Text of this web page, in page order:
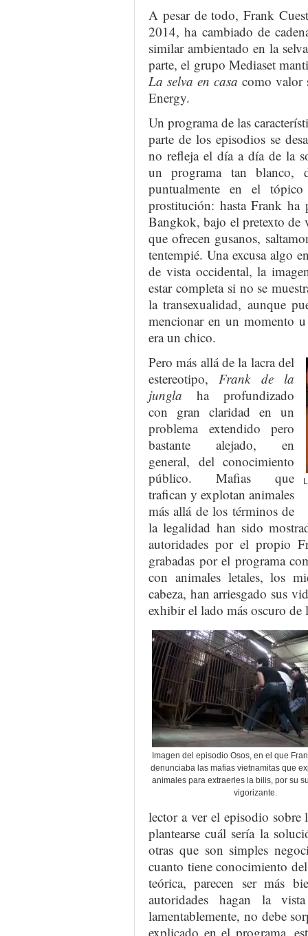
A pesar de todo, Frank
2014, ha cambiado de
similar ambientado en la
parte, el grupo Mediaset
La selva en casa como valor
Energy.
Un programa de las
parte de los episodios se
no refleja el día a día de la
un programa tan blanco,
puntualmente en el
prostitución: hasta Frank
Bangkok, bajo el pretexto de
que ofrecen gusanos,
tentempié. Una excusa algo
de vista occidental, la
estar completa si no se
la transexualidad, aunque
mencionar en un momento
era un chico.
Pero más allá de la lacra del
estereotipo,Frank de la
jungla ha profundizado
con gran claridad en un
problema extendido pero
bastante alejado, en
general, del conocimiento
público. Mafias que
trafican y explotan animales
más allá de los términos de
la legalidad han sido
autoridades por el propio
grabadas por el programa
con animales letales, los
cabeza, han arriesgado sus
exhibir el lado más oscuro de
Imagen del episodio Osos, en el que
denunciaba las mafias vietnamitas que
animales para extraerles la bilis, por su
vigorizante.
lector a ver el episodio sobre
plantearse cuál sería la
otras que son simples
cuanto tiene conocimiento
teórica, parecen ser más
autoridades hagan la
lamentablemente, no debe
explicado en el programa,